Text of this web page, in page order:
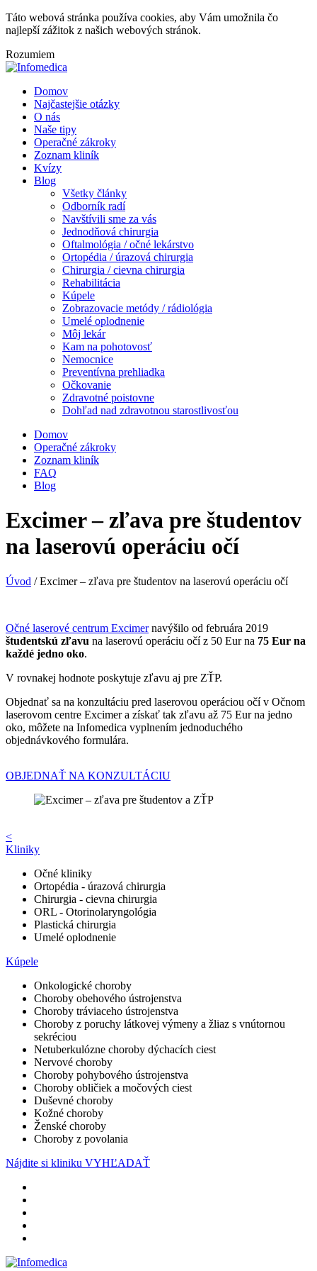
Táto webová stránka používa cookies, aby Vám umožnila čo
najlepší zážitok z našich webových stránok.
Rozumiem
Domov
Najčastejšie otázky
O nás
Naše tipy
Operačné zákroky
Zoznam kliník
Kvízy
Blog
Všetky články
Odborník radí
Navštívili sme za vás
Jednodňová chirurgia
Oftalmológia / očné lekárstvo
Ortopédia / úrazová chirurgia
Chirurgia / cievna chirurgia
Rehabilitácia
Kúpele
Zobrazovacie metódy / rádiológia
Umelé oplodnenie
Môj lekár
Kam na pohotovosť
Nemocnice
Preventívna prehliadka
Očkovanie
Zdravotné poistovne
Dohľad nad zdravotnou starostlivosťou
Domov
Operačné zákroky
Zoznam kliník
FAQ
Blog
Excimer – zľava pre študentov
na laserovú operáciu očí
Úvod /Excimer – zľava pre študentov na laserovú operáciu očí
Očné laserové centrum Excimernavýšilo od februára 2019
študentskú zľavu na laserovú operáciu očí z 50 Eur na 75 Eur na
každé jedno oko.
V rovnakej hodnote poskytuje zľavu aj pre ZŤP.
Objednať sa na konzultáciu pred laserovou operáciou očí v Očnom
laserovom centre Excimer a získať tak zľavu až 75 Eur na jedno
oko, môžete na Infomedica vyplnením jednoduchého
objednávkového formulára.
OBJEDNAŤ NA KONZULTÁCIU
<
Kliniky
Očné kliniky
Ortopédia - úrazová chirurgia
Chirurgia - cievna chirurgia
ORL - Otorinolaryngológia
Plastická chirurgia
Umelé oplodnenie
Kúpele
Onkologické choroby
Choroby obehového ústrojenstva
Choroby tráviaceho ústrojenstva
Choroby z poruchy látkovej výmeny a žliaz s vnútornou
sekréciou
Netuberkulózne choroby dýchacích ciest
Nervové choroby
Choroby pohybového ústrojenstva
Choroby obličiek a močových ciest
Duševné choroby
Kožné choroby
Ženské choroby
Choroby z povolania
Nájdite si kliniku VYHĽADAŤ